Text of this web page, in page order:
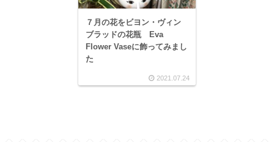
７月の花をビヨン・ヴィン
ブラッドの花瓶 Eva
Flower Vaseに飾ってみまし
た
2021.07.24